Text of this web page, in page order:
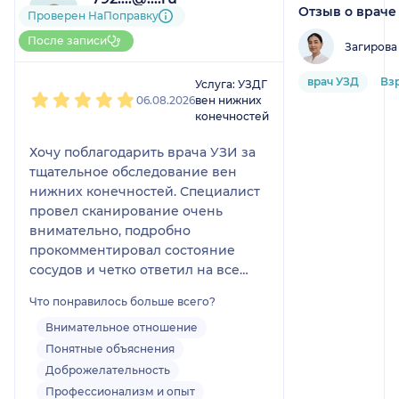
1 отзыв
До 5 записей через
НаПоправку
Проверен НаПоправку
После записи
06.08.2026
Услуга: УЗДГ
вен нижних
конечностей
Хочу поблагодарить врача УЗИ за
тщательное обследование вен
нижних конечностей. Специалист
провел сканирование очень
внимательно, подробно
прокомментировал состояние
сосудов и четко ответил на все
Врач аккуратный, вежливый и
тактичный. Аппарат современный,
изображение четкое. Все объяснил
простым языком без сложных
медицинских терминов.
Что понравилось больше всего?
Внимательное отношение
Понятные объяснения
Доброжелательность
Профессионализм и опыт
Отзыв о враче
врач УЗД